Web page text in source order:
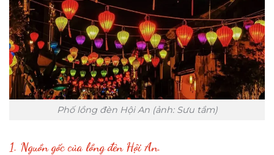
Phố lồng đèn Hội An (ảnh: Sưu tầm)
1. Nguồn gốc của lồng đèn Hội An.